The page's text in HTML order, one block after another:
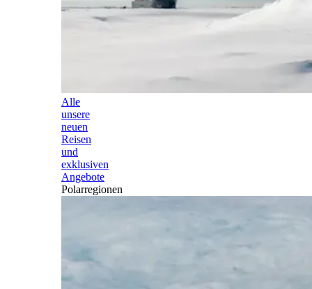
Alle
unsere
neuen
Reisen
und
exklusiven
Angebote
Polarregionen